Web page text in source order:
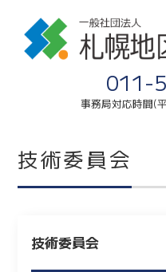
011-
事務局対応時間(
技術委員会
技術委員会